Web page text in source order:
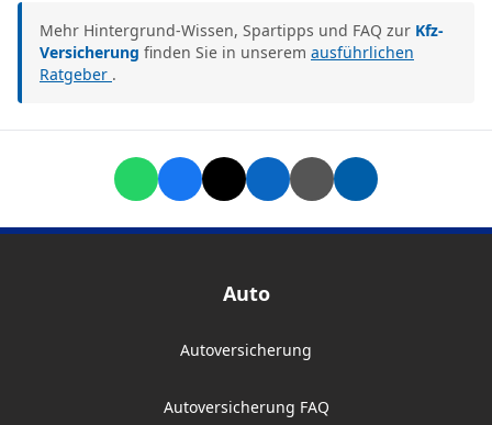
Mehr Hintergrund-Wissen, Spartipps und FAQ zur Kfz-
Versicherung finden Sie in unserem ausführlichen
Ratgeber .
Auto
Autoversicherung
Autoversicherung FAQ